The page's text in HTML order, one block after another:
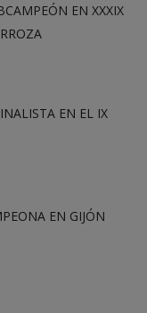
EN XXXIX
EN EL IX
EN GIJÓN